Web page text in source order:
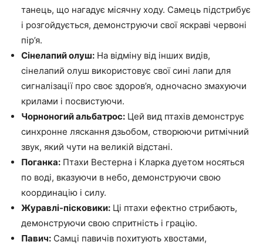
танець, що нагадує місячну ходу. Самець підстрибує
і розгойдується, демонструючи свої яскраві червоні
пір’я.
Сінелапий олуш: На відміну від інших видів,
сінелапий олуш використовує свої сині лапи для
сигналізації про своє здоров’я, одночасно змахуючи
крилами і посвистуючи.
Чорноногий альбатрос: Цей вид птахів демонструє
синхронне ляскання дзьобом, створюючи ритмічний
звук, який чути на великій відстані.
Поганка: Птахи Вестерна і Кларка дуетом носяться
по воді, вказуючи в небо, демонструючи свою
координацію і силу.
Журавлі-пісковики: Ці птахи ефектно стрибають,
демонструючи свою спритність і грацію.
Павич: Самці павичів похитують хвостами,